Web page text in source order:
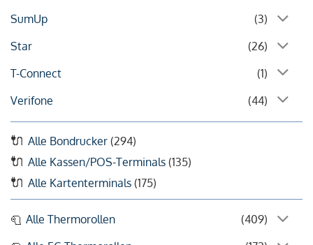
SumUp
(3)
Star
(26)
T-Connect
(1)
Verifone
(44)
Alle Bondrucker (294)
Alle Kassen/POS-Terminals (135)
Alle Kartenterminals (175)
Alle Thermorollen
(409)